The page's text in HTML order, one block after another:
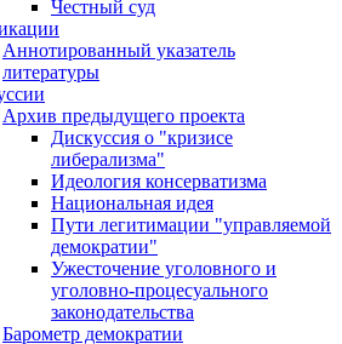
Честный суд
Аннотированный указатель
литературы
Архив предыдущего проекта
Дискуссия о "кризисе
либерализма"
Идеология консерватизма
Национальная идея
Пути легитимации "управляемой
демократии"
Ужесточение уголовного и
уголовно-процесуального
законодательства
Барометр демократии